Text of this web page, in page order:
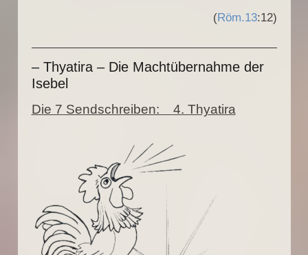
(Röm.13:12)
– Thyatira – Die Machtübernahme der
Isebel
Die 7 Sendschreiben: 4. Thyatira